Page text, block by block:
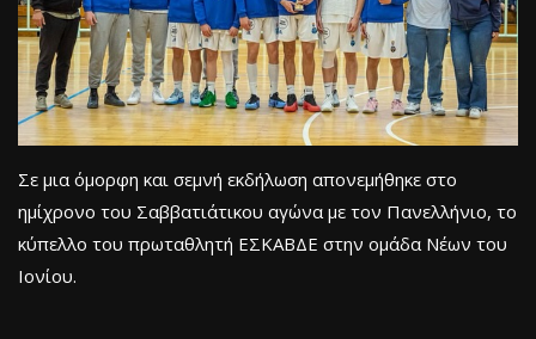
Σε μια όμορφη και σεμνή εκδήλωση απονεμήθηκε στο
ημίχρονο του Σαββατιάτικου αγώνα με τον Πανελλήνιο, το
κύπελλο του πρωταθλητή ΕΣΚΑΒΔΕ στην ομάδα Νέων του
Ιονίου.